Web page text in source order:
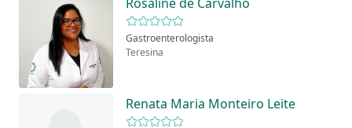
Gastroenterologista
Teresina
Renata Maria Monteiro Leite